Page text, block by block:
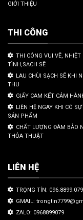
GIỚI THIỆU
THI CÔNG
THI CÔNG VUI VẼ, NHIỆT
TÌNH,SẠCH SẼ
LAU CHÙI SẠCH SẼ KHI
THU
GIẤY CAM KẾT CẢM
LIÊN HỆ NGAY KHI CÓ SỰ
SẢN PHẨM
CHẤT LƯỢNG ĐÀM BẢO
THỎA THUẬT
LIÊN HỆ
TRỌNG TÍN: 096.8899.079
GMAIL:
ZALO: 0968899079